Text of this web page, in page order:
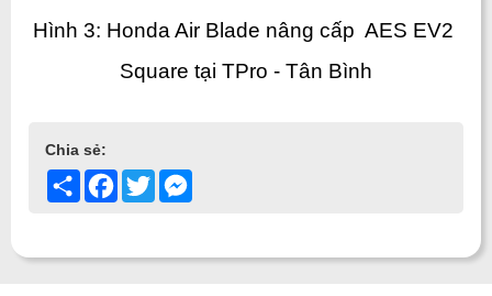
Hình 3: Honda Air Blade nâng cấp  AES EV2
Square tại TPro - Tân Bình
Chia sẻ:
Share Facebook
Twitter